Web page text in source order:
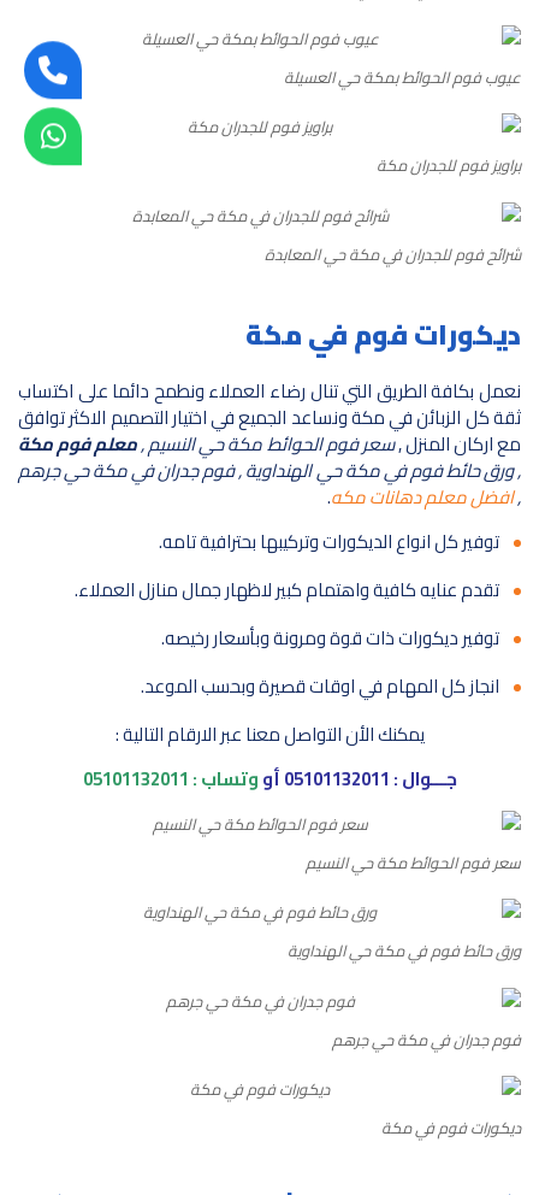
عيوب فوم الحوائط بمكة حي العسيلة
براويز فوم للجدران مكة
شرائح فوم للجدران في مكة حي المعابدة
ديكورات فوم في مكة
نعمل بكافة الطريق التي تنال رضاء العملاء ونطمح دائما على اكتساب
ثقة كل الزبائن في مكة ونساعد الجميع في اختيار التصميم الاكثر توافق
مع اركان المنزل ,سعر فوم الحوائط مكة حي النسيم ,معلم فوم مكة
, ورق حائط فوم في مكة حي الهنداوية , فوم جدران في مكة حي جرهم
,افضل معلم دهانات مكه.
توفير كل انواع الديكورات وتركيبها بحترافية تامه.
تقدم عنايه كافية واهتمام كبير لاظهار جمال منازل العملاء.
توفير ديكورات ذات قوة ومرونة وبأسعار رخيصه.
انجاز كل المهام في اوقات قصيرة وبحسب الموعد.
يمكنك الأن التواصل معنا عبر الارقام التالية :
جـــوال : 05101132011أووتساب : 05101132011
سعر فوم الحوائط مكة حي النسيم
ورق حائط فوم في مكة حي الهنداوية
فوم جدران في مكة حي جرهم
ديكورات فوم في مكة